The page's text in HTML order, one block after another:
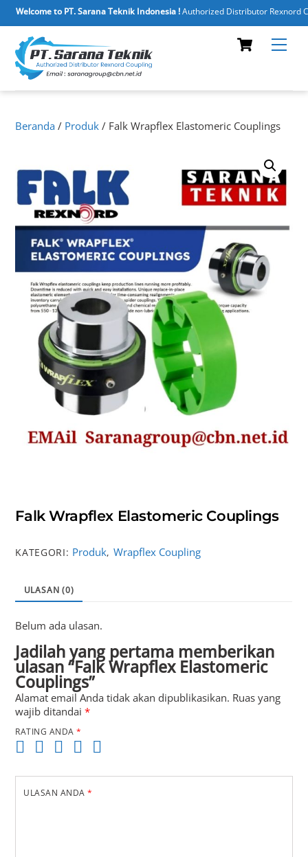
Welcome to PT. Sarana Teknik Indonesia !Authorized Distributor Rexnord
content
Cart
Beranda / Produk / Falk Wrapflex Elastomeric Couplings
Falk Wrapflex Elastomeric Couplings
KATEGORI: Produk, Wrapflex Coupling
ULASAN (0)
Belum ada ulasan.
Jadilah yang pertama memberikan
ulasan “Falk Wrapflex Elastomeric
Couplings”
Alamat email Anda tidak akan dipublikasikan. Ruas yang
wajib ditandai*
RATING ANDA*
ULASAN ANDA*